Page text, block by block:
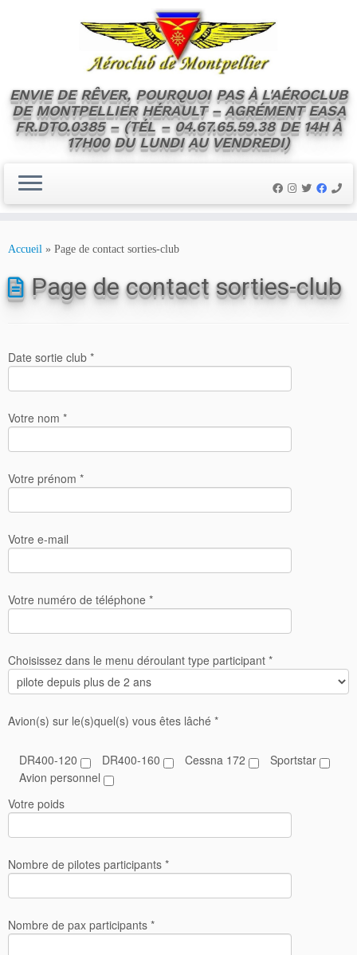
ENVIE DE RÊVER, POURQUOI PAS À L'AÉROCLUB
DE MONTPELLIER HÉRAULT – AGRÉMENT EASA
FR.DTO.0385 – (TÉL – 04.67.65.59.38 DE 14H À
17H00 DU LUNDI AU VENDREDI)
Accueil » Page de contact sorties-club
Page de contact sorties-club
Date sortie club *
Votre nom *
Votre prénom *
Votre e-mail
Votre numéro de téléphone *
Choisissez dans le menu déroulant type participant *
Avion(s) sur le(s)quel(s) vous êtes lâché *
DR400-120 DR400-160 Cessna 172
Sportstar
Avion personnel
Votre poids
Nombre de pilotes participants *
Nombre de pax participants *